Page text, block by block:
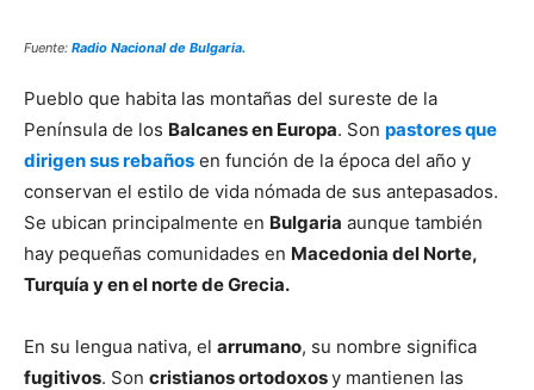
Fuente: Radio Nacional de Bulgaria.
Pueblo que habita las montañas del sureste de la
Península de los Balcanes en Europa. Son pastores que
dirigen sus rebaños en función de la época del año y
conservan el estilo de vida nómada de sus antepasados.
Se ubican principalmente en Bulgaria aunque también
hay pequeñas comunidades en Macedonia del Norte,
Turquía y en el norte de Grecia.
En su lengua nativa, el arrumano, su nombre significa
fugitivos. Son cristianos ortodoxosy mantienen las